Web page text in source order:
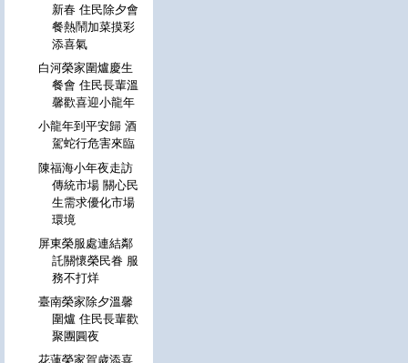
新春 住民除夕會
餐熱鬧加菜摸彩
添喜氣
白河榮家圍爐慶生
餐會 住民長輩溫
馨歡喜迎小龍年
小龍年到平安歸 酒
駕蛇行危害來臨
陳福海小年夜走訪
傳統市場 關心民
生需求優化市場
環境
屏東榮服處連結鄰
託關懷榮民眷 服
務不打烊
臺南榮家除夕溫馨
圍爐 住民長輩歡
聚團圓夜
花蓮榮家賀歲添喜